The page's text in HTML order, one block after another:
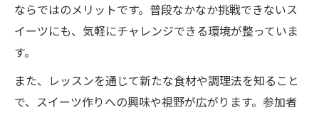
ならではのメリットです。普段なかなか挑戦できないス
イーツにも、気軽にチャレンジできる環境が整っていま
す。
また、レッスンを通じて新たな食材や調理法を知ること
で、スイーツ作りへの興味や視野が広がります。参加者